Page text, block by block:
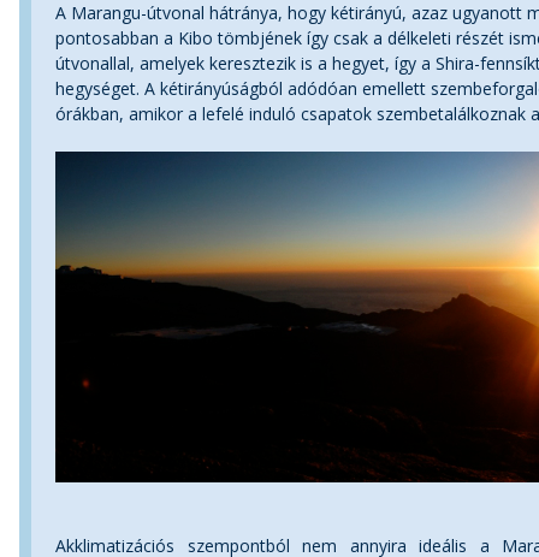
A Marangu-útvonal hátránya, hogy kétirányú, azaz ugyanott
pontosabban a Kibo tömbjének így csak a délkeleti részét
útvonallal, amelyek keresztezik is a hegyet, így a Shira-
hegységet. A kétirányúságból adódóan emellett
órákban, amikor a lefelé induló csapatok szembetalálkoznak
Akklimatizációs szempontból nem annyira ideális a